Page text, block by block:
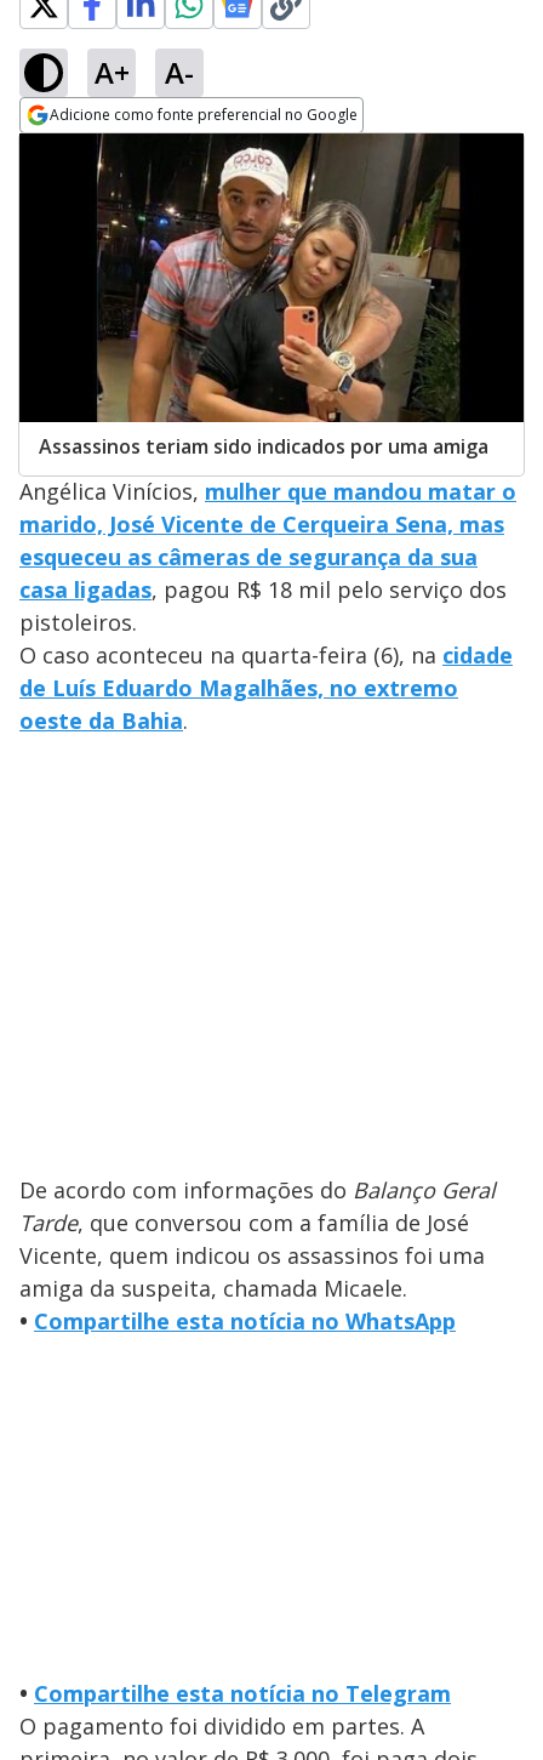
A+ A-
Adicione como fonte preferencial no Google
Opens in new window
Assassinos teriam sido indicados por uma amiga
Angélica Vinícios, mulher que mandou matar o
marido, José Vicente de Cerqueira Sena, mas
esqueceu as câmeras de segurança da sua
casa ligadas, pagou R$ 18 mil pelo serviço dos
pistoleiros.
O caso aconteceu na quarta-feira (6), na cidade
de Luís Eduardo Magalhães, no extremo
oeste da Bahia.
De acordo com informações do Balanço Geral
Tarde, que conversou com a família de José
Vicente, quem indicou os assassinos foi uma
amiga da suspeita, chamada Micaele.
• Compartilhe esta notícia no WhatsApp
• Compartilhe esta notícia no Telegram
O pagamento foi dividido em partes. A